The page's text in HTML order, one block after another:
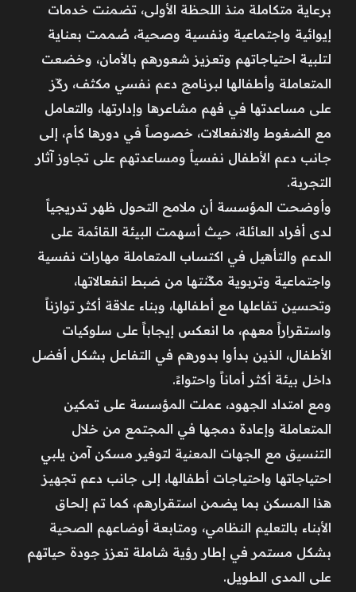
برعاية متكاملة منذ اللحظة الأولى، تضمنت خدمات
إيوائية واجتماعية ونفسية وصحية، صُممت بعناية
لتلبية احتياجاتهم وتعزيز شعورهم بالأمان، وخضعت
المتعاملة وأطفالها لبرنامج دعم نفسي مكثف، ركّز
على مساعدتها في فهم مشاعرها وإدارتها، والتعامل
مع الضغوط والانفعالات، خصوصاً في دورها كأم، إلى
جانب دعم الأطفال نفسياً ومساعدتهم على تجاوز آثار
التجربة.
وأوضحت المؤسسة أن ملامح التحول ظهر تدريجياً
لدى أفراد العائلة، حيث أسهمت البيئة القائمة على
الدعم والتأهيل في اكتساب المتعاملة مهارات نفسية
واجتماعية وتربوية مكّنتها من ضبط انفعالاتها،
وتحسين تفاعلها مع أطفالها، وبناء علاقة أكثر توازناً
واستقراراً معهم، ما انعكس إيجاباً على سلوكيات
الأطفال، الذين بدأوا بدورهم في التفاعل بشكل أفضل
داخل بيئة أكثر أماناً واحتواءً.
ومع امتداد الجهود، عملت المؤسسة على تمكين
المتعاملة وإعادة دمجها في المجتمع من خلال
التنسيق مع الجهات المعنية لتوفير مسكن آمن يلبي
احتياجاتها واحتياجات أطفالها، إلى جانب دعم تجهيز
هذا المسكن بما يضمن استقرارهم، كما تم إلحاق
الأبناء بالتعليم النظامي، ومتابعة أوضاعهم الصحية
بشكل مستمر في إطار رؤية شاملة تعزز جودة حياتهم
على المدى الطويل.